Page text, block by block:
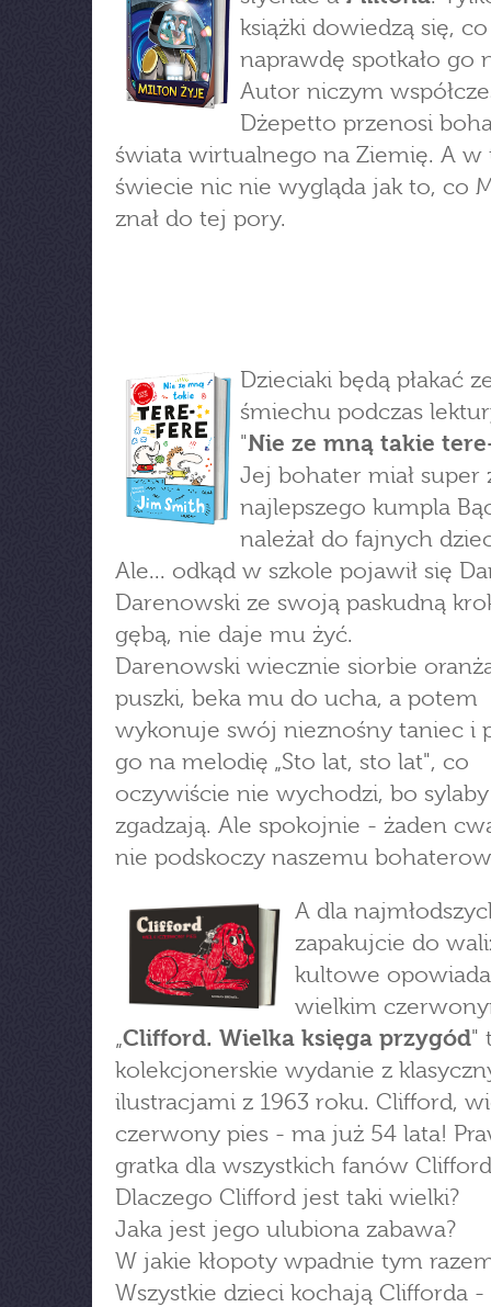
książki dowiedzą się, co
naprawdę spotkało go
Autor niczym
Dżepetto przenosi
świata wirtualnego na Ziemię. A w
świecie nic nie wygląda jak to, co
znał do tej pory.
Dzieciaki będą płakać
śmiechu podczas
"Nie ze mną takie
Jej bohater miał super
najlepszego kumpla
należał do fajnych
Ale... odkąd w szkole pojawił się
Darenowski ze swoją paskudną
gębą, nie daje mu żyć.
Darenowski wiecznie siorbie
puszki, beka mu do ucha, a potem
wykonuje swój nieznośny taniec i
go na melodię „Sto lat, sto lat", co
oczywiście nie wychodzi, bo
zgadzają. Ale spokojnie - żaden
nie podskoczy naszemu
A dla
zapakujcie do
kultowe
wielkim
„Clifford. Wielka księga przygód"
kolekcjonerskie wydanie z
ilustracjami z 1963 roku. Clifford,
czerwony pies - ma już 54 lata!
gratka dla wszystkich fanów
Dlaczego Clifford jest taki wielki?
Jaka jest jego ulubiona zabawa?
W jakie kłopoty wpadnie tym
Wszystkie dzieci kochają Clifforda -